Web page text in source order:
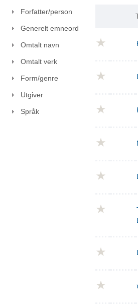
Forfatter/person
Generelt emneord
Omtalt navn
Omtalt verk
Form/genre
Utgiver
Språk